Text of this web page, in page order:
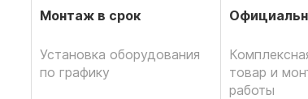
Монтаж в срок
Установка оборудования
по графику
товар и
работы